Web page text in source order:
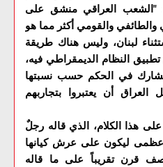
"الشعب العراقي منشق على
والطائفي والقومي أكثر مما هو
لبنان، وليس هناك طريقة
النظام الديمقراطي فيه،
في الحكم حسب نسبتها
العراق أن يعتبروا بتجاربهم
هذا الكلام، الذي قاله رجلٌ
عظمى ليكون على عرش كيانها
قرن تقريباً على ما قاله